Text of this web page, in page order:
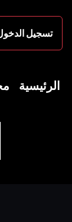
تسجيل
الرئيسية